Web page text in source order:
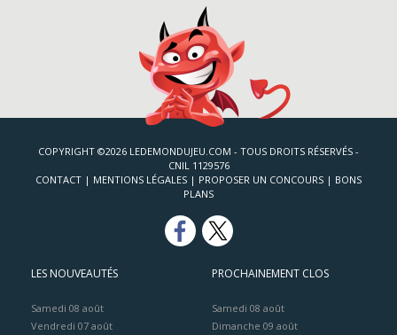
COPYRIGHT ©2026 LEDEMONDUJEU.COM - TOUS DROITS RÉSERVÉS -
CNIL 1129576
CONTACT | MENTIONS LÉGALES | PROPOSER UN CONCOURS | BONS
PLANS
LES NOUVEAUTÉS
Samedi 08 août
Vendredi 07 août
PROCHAINEMENT CLOS
Samedi 08 août
Dimanche 09 août